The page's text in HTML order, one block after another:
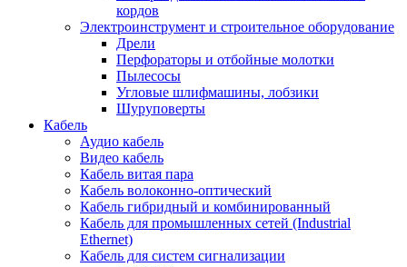
кордов
Электроинструмент и строительное оборудование
Дрели
Перфораторы и отбойные молотки
Пылесосы
Угловые шлифмашины, лобзики
Шуруповерты
Кабель
Аудио кабель
Видео кабель
Кабель витая пара
Кабель волоконно-оптический
Кабель гибридный и комбинированный
Кабель для промышленных сетей (Industrial
Ethernet)
Кабель для систем сигнализации